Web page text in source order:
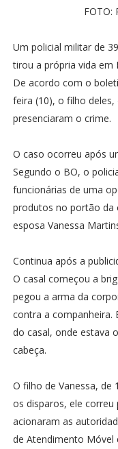
FOTO:
Um policial militar de
tirou a própria vida em
De acordo com o
feira (10), o filho
presenciaram o crime.
O caso ocorreu após
Segundo o BO, o
funcionárias de uma
produtos no portão da
esposa Vanessa
Continua após a
O casal começou a
pegou a arma da
contra a companheira.
do casal, onde estava
cabeça.
O filho de Vanessa, de
os disparos, ele correu
acionaram as
de Atendimento Móvel